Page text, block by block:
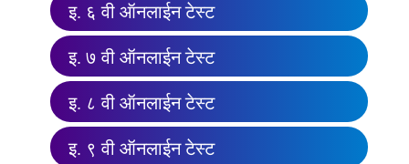
इ. ६ वी ऑनलाईन टेस्ट
इ. ७ वी ऑनलाईन टेस्ट
इ. ८ वी ऑनलाईन टेस्ट
इ. ९ वी ऑनलाईन टेस्ट